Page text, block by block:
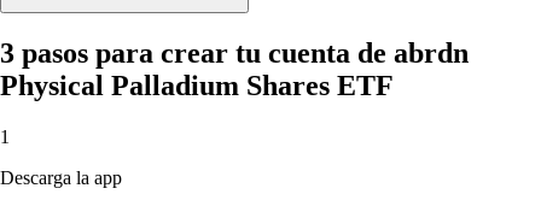
3 pasos para crear tu cuenta de abrdn
Physical Palladium Shares ETF
1
Descarga la app